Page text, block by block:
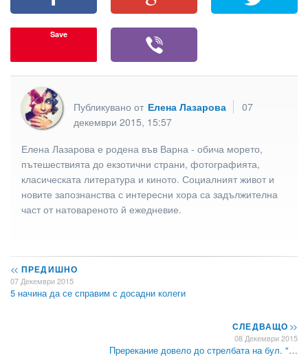
Save
Публикувано от Елена Лазарова
07
декември 2015, 15:57
Елена Лазарова е родена във Варна - обича морето,
пътешествията до екзотични страни, фотографията,
класическата литература и киното. Социалният живот и
новите запознанства с интересни хора са задължителна
част от натовареното й ежедневие.
<< ПРЕДИШНО
07 Декември 2015
5 начина да се справим с досадни колеги
СЛЕДВАЩО>>
08 Декември 2015
Пререкание довело до стрелбата на бул. "…